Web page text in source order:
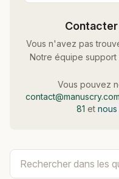
Vous n'avez pas
Notre équipe support
Vous pouvez
contact@manuscry.com
81 et